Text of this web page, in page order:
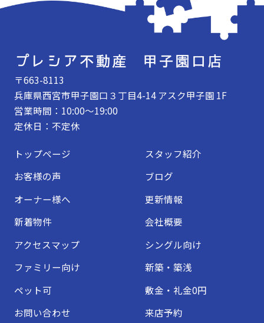
〒663-8113
兵庫県西宮市甲子園口３丁目4-14 アスク甲子園 1F
営業時間：10:00～19:00
定休日：不定休
トップページ
スタッフ紹介
お客様の声
ブログ
オーナー様へ
更新情報
新着物件
会社概要
アクセスマップ
シングル向け
ファミリー向け
新築・築浅
ペット可
敷金・礼金0円
お問い合わせ
来店予約